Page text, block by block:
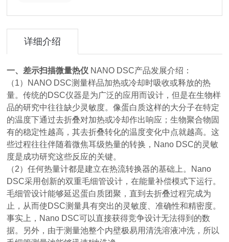
详细介绍
一、 差示扫描微量热仪 NANO DSC产品发展介绍：
（1）NANO DSC测量样品加热或冷却时吸收或释放的热
量。传统的DSC仪器是为广泛的应用而设计，但是在生物样
品的研究中往往缺少灵敏度。像蛋白质这样的大分子在特定
的温度下通过去折叠对加热或冷却作出响应；生物聚合物固
有的稳定性越高，其去折叠转化的温度变化中点就越高。这
些过程往往伴随着微焦耳级热量的转换， Nano DSC的灵敏
度是成功研究这些反应的关键。
（2）任何热量计都是建立在热流转换器的基础上。 Nano
DSC采用创新的双重毛细管设计，在能量补偿模式下运行。
毛细管设计能够延迟蛋白质团聚，直到去折叠过程完成为
止，从而使DSC测量具有突出的灵敏度、准确性和精密度。
事实上， Nano DSC可以直接获得竞争设计无法得到的数
据。另外，由于测量池整个内壁极易用清洗溶液冲洗，所以